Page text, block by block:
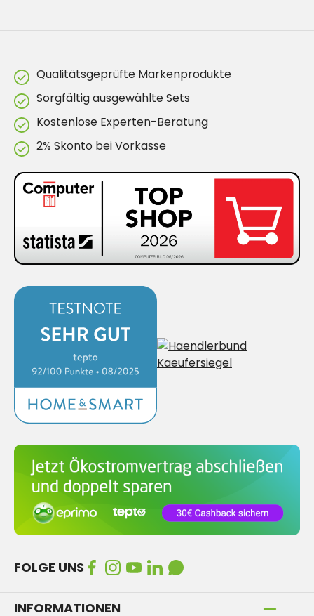
Qualitätsgeprüfte Markenprodukte
Sorgfältig ausgewählte Sets
Kostenlose Experten-Beratung
2% Skonto bei Vorkasse
FOLGE UNS
INFORMATIONEN